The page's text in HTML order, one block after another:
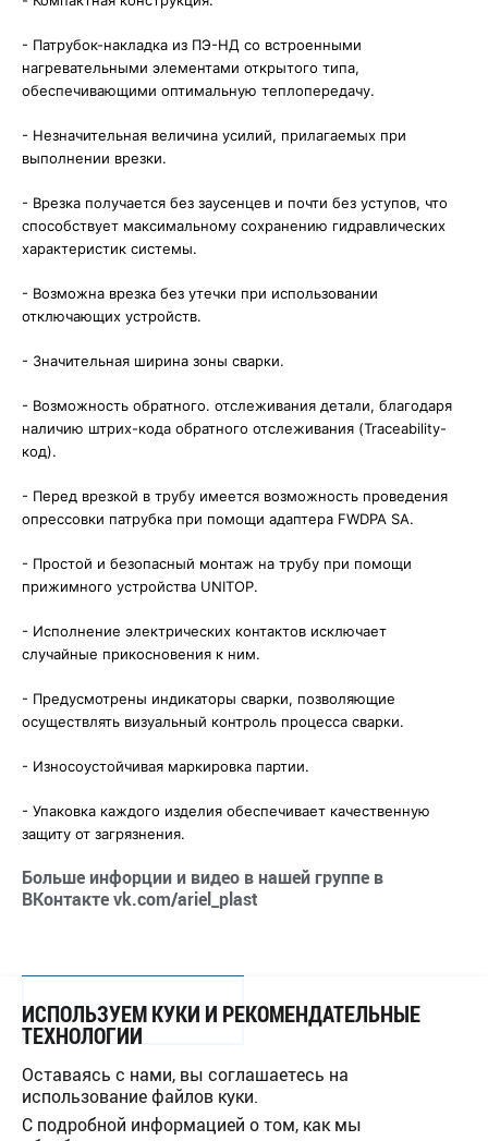
- Патрубок-накладка из ПЭ-НД со встроенными
нагревательными элементами открытого типа,
обеспечивающими оптимальную теплопередачу.
- Незначительная величина усилий, прилагаемых при
выполнении врезки. ⠀
- Врезка получается без заусенцев и почти без уступов, что
способствует максимальному сохранению гидравлических
характеристик системы. ⠀
- Возможна врезка без утечки при использовании
отключающих устройств. ⠀
- Значительная ширина зоны сварки.
- Возможность обратного. отслеживания детали, благодаря
наличию штрих-кода обратного отслеживания (Traceability-
код). ⠀
- Перед врезкой в трубу имеется возможность проведения
опрессовки патрубка при помощи адаптера FWDPA SA. ⠀
- Простой и безопасный монтаж на трубу при помощи
прижимного устройства UNITOP.
- Исполнение электрических контактов исключает
случайные прикосновения к ним.
- Предусмотрены индикаторы сварки, позволяющие
осуществлять визуальный контроль процесса сварки. ⠀
- Износоустойчивая маркировка партии. ⠀
- Упаковка каждого изделия обеспечивает качественную
защиту от загрязнения.
Больше инфорции и видео в нашей группе в
ВКонтакте vk.com/ariel_plast
СПИСОК НОВОСТЕЙ
ИСПОЛЬЗУЕМ КУКИ И РЕКОМЕНДАТЕЛЬНЫЕ
ТЕХНОЛОГИИ
Оставаясь с нами, вы соглашаетесь на
использование файлов куки.
С подробной информацией о том, как мы